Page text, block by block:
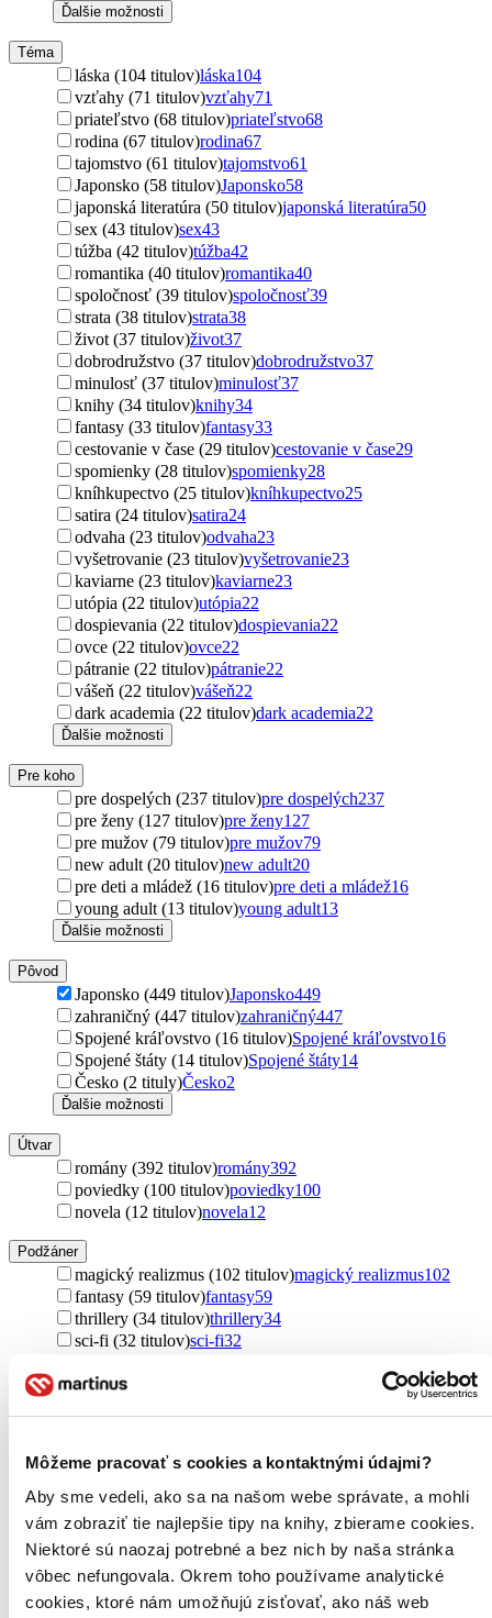
Môžeme pracovať s cookies a kontaktnými údajmi?
Aby sme vedeli, ako sa na našom webe správate, a mohli
vám zobraziť tie najlepšie tipy na knihy, zbierame cookies.
Niektoré sú naozaj potrebné a bez nich by naša stránka
vôbec nefungovala. Okrem toho používame analytické
cookies, ktoré nám umožňujú zisťovať, ako náš web
Ďalšie možnosti
Téma
láska (104 titulov)láska104
vzťahy (71 titulov)vzťahy71
priateľstvo (68 titulov)priateľstvo68
rodina (67 titulov)rodina67
tajomstvo (61 titulov)tajomstvo61
Japonsko (58 titulov)Japonsko58
japonská literatúra (50 titulov)japonská literatúra50
sex (43 titulov)sex43
túžba (42 titulov)túžba42
romantika (40 titulov)romantika40
spoločnosť (39 titulov)spoločnosť39
strata (38 titulov)strata38
život (37 titulov)život37
dobrodružstvo (37 titulov)dobrodružstvo37
minulosť (37 titulov)minulosť37
knihy (34 titulov)knihy34
fantasy (33 titulov)fantasy33
cestovanie v čase (29 titulov)cestovanie v čase29
spomienky (28 titulov)spomienky28
kníhkupectvo (25 titulov)kníhkupectvo25
satira (24 titulov)satira24
odvaha (23 titulov)odvaha23
vyšetrovanie (23 titulov)vyšetrovanie23
kaviarne (23 titulov)kaviarne23
utópia (22 titulov)utópia22
dospievania (22 titulov)dospievania22
ovce (22 titulov)ovce22
pátranie (22 titulov)pátranie22
vášeň (22 titulov)vášeň22
dark academia (22 titulov)dark academia22
Ďalšie možnosti
Pre koho
pre dospelých (237 titulov)pre dospelých237
pre ženy (127 titulov)pre ženy127
pre mužov (79 titulov)pre mužov79
new adult (20 titulov)new adult20
pre deti a mládež (16 titulov)pre deti a mládež16
young adult (13 titulov)young adult13
Ďalšie možnosti
Pôvod
Japonsko (449 titulov)Japonsko449
zahraničný (447 titulov)zahraničný447
Spojené kráľovstvo (16 titulov)Spojené kráľovstvo16
Spojené štáty (14 titulov)Spojené štáty14
Česko (2 tituly)Česko2
Ďalšie možnosti
Útvar
romány (392 titulov)romány392
poviedky (100 titulov)poviedky100
novela (12 titulov)novela12
Podžáner
magický realizmus (102 titulov)magický realizmus102
fantasy (59 titulov)fantasy59
thrillery (34 titulov)thrillery34
sci-fi (32 titulov)sci-fi32
poviedky (22 titulov)
Autor
Haruki Murakami (106 titulov) Haruki Murakami
106
Toshikazu Kawaguchi (53 titulov)
Toshikazu
Kawaguchi 53
Kazuo Ishiguro (40 titulov)Kazuo Ishiguro40
Osamu Dazai (22 titulov)Osamu Dazai22
Mieko Kawakami (17 titulov)Mieko Kawakami17